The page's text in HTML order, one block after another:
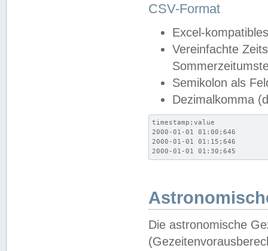
CSV-Format
Excel-
Vereinfachte
Semikolon als
Dezimalkomma
timestamp;value
2000-01-01 01:00;646
2000-01-01 01:15;646
2000-01-01 01:30;645
Die astronomische